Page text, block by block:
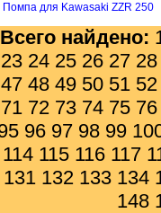
Помпа для Kawasaki ZZR 250
Всего найдено:
23 24 25 26 27 28
47 48 49 50 51 52
71 72 73 74 75 76
96 97 98 99
114 115 116 117
131 132 133 134
148